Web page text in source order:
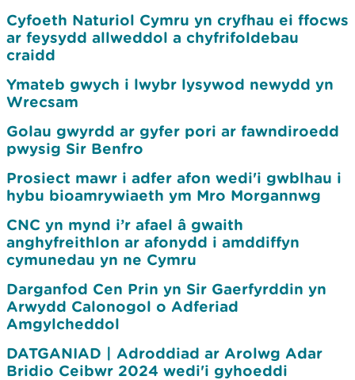
Cyfoeth Naturiol Cymru yn cryfhau ei ffocws
ar feysydd allweddol a chyfrifoldebau
craidd
Ymateb gwych i lwybr lysywod newydd yn
Wrecsam
Golau gwyrdd ar gyfer pori ar fawndiroedd
pwysig Sir Benfro
Prosiect mawr i adfer afon wedi'i gwblhau i
hybu bioamrywiaeth ym Mro Morgannwg
CNC yn mynd i’r afael â gwaith
anghyfreithlon ar afonydd i amddiffyn
cymunedau yn ne Cymru
Darganfod Cen Prin yn Sir Gaerfyrddin yn
Arwydd Calonogol o Adferiad
Amgylcheddol
DATGANIAD | Adroddiad ar Arolwg Adar
Bridio Ceibwr 2024 wedi'i gyhoeddi